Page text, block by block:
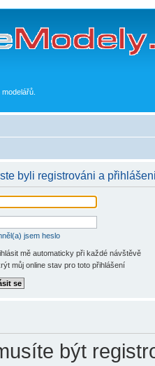
byli registrováni a
jsem heslo
mě automaticky při každé návštěvě
můj online stav pro toto přihlášení
být